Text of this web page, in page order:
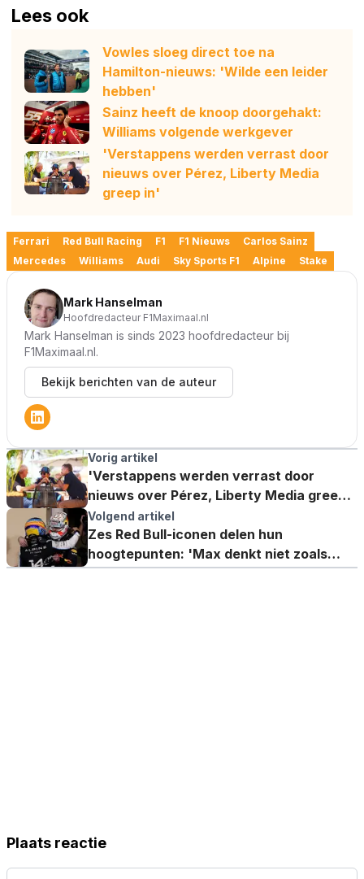
Lees ook
Vowles sloeg direct toe na
Hamilton-nieuws: 'Wilde een leider
hebben'
Sainz heeft de knoop doorgehakt:
Williams volgende werkgever
'Verstappens werden verrast door
nieuws over Pérez, Liberty Media
greep in'
Ferrari Red Bull Racing F1 F1 Nieuws
Carlos Sainz
Mercedes
Williams Audi Sky Sports F1 Alpine Stake
Mark Hanselman
Hoofdredacteur F1Maximaal.nl
Mark Hanselman is sinds 2023 hoofdredacteur bij
F1Maximaal.nl.
Bekijk berichten van de auteur
Vorig artikel
'Verstappens werden verrast door
nieuws over Pérez, Liberty Media greep
in'
Volgend artikel
Zes Red Bull-iconen delen hun
hoogtepunten: 'Max denkt niet zoals
normale mensen denken!'
Plaats reactie